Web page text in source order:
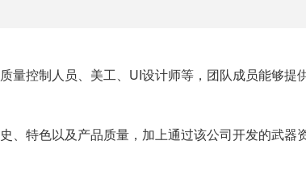
量控制人员、美工、UI设计师等，团队成员能够提
、特色以及产品质量，加上通过该公司开发的武器